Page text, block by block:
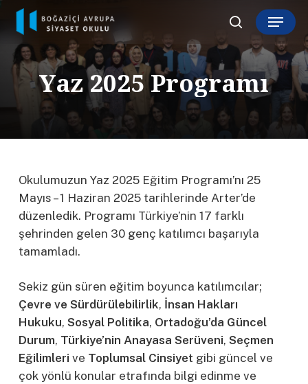
Skip
main
content
search
Menu
Yaz2025Programı
Okulumuzun Yaz 2025 Eğitim Programı’nı 25
Mayıs – 1 Haziran 2025 tarihlerinde Arter’de
düzenledik. Programı Türkiye’nin 17 farklı
şehrinden gelen 30 genç katılımcı başarıyla
tamamladı.
Sekiz gün süren eğitim boyunca katılımcılar;
Çevre ve Sürdürülebilirlik, İnsan Hakları
Hukuku, Sosyal Politika, Ortadoğu’da Güncel
Durum, Türkiye’nin Anayasa Serüveni, Seçmen
Eğilimleri ve Toplumsal Cinsiyet gibi güncel ve
çok yönlü konular etrafında bilgi edinme ve